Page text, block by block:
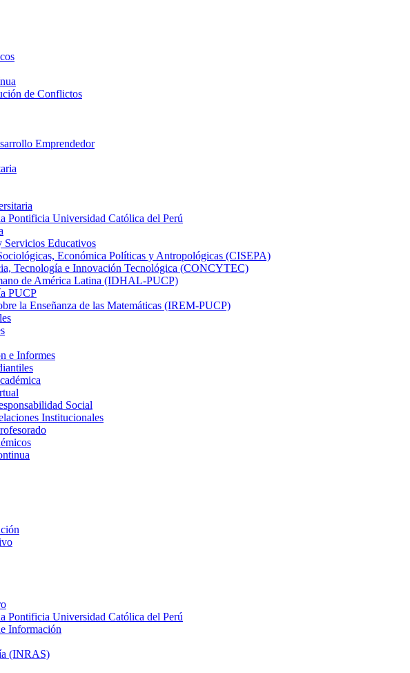
de Conflictos
Emprendedor
Pontificia Universidad Católica del Perú
Servicios Educativos
Económica Políticas y Antropológicas (CISEPA)
Tecnología e Innovación Tecnológica (CONCYTEC)
de América Latina (IDHAL-PUCP)
PUCP
la Enseñanza de las Matemáticas (IREM-PUCP)
e Informes
Social
Institucionales
Pontificia Universidad Católica del Perú
Información
(INRAS)